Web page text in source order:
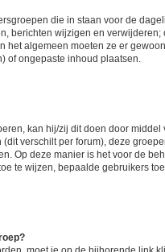
die in staan voor de
berichten wijzigen en
het algemeen moeten ze er
of ongepaste inhoud plaatsen.
kan hij/zij dit doen door
verschilt per forum), deze
Op deze manier is het voor de
te wijzen, bepaalde gebruikers